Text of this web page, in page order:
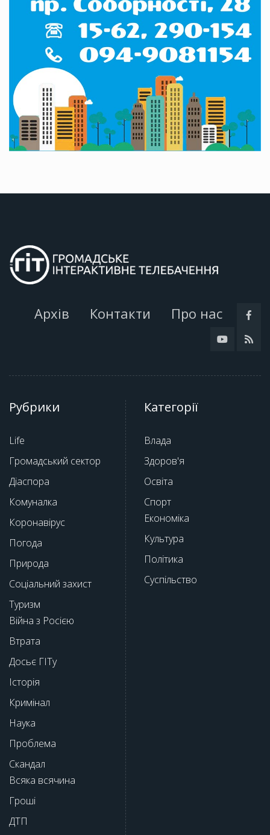
Архів Контакти Про нас
Рубрики
Life
Громадський сектор
Діаспора
Комуналка
Коронавірус
Погода
Природа
Соціальний захист
Туризм
Війна з Росією
Втрата
Досьє ГІТу
Історія
Кримінал
Наука
Проблема
Скандал
Всяка всячина
Гроші
ДТП
Категорії
Влада
Здоров'я
Освіта
Спорт
Економіка
Культура
Політика
Суспільство